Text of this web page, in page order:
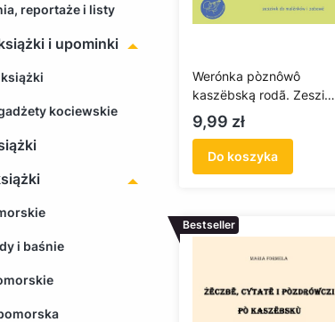
reportaże i listy
i upominki
kociewskie
i baśnie
Werónka pòznôwô
kaszëbską rodã. Zesziwk
do malënków i zabawë
Cena
9,99 zł
Do koszyka
Bestseller